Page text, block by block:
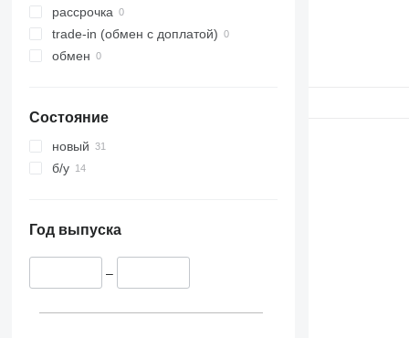
420
422
424
430
432
438
966
MH
рассрочка
trade-in (обмен с доплатой)
обмен
Состояние
новый
б/у
Год выпуска
–